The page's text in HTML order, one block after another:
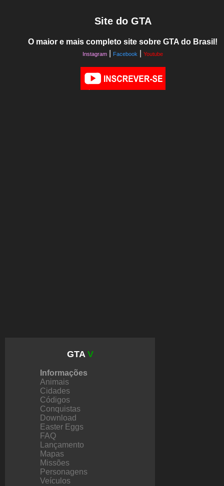
Site do GTA
O maior e mais completo site sobre GTA do Brasil!
Instagram Facebook Youtube
GTA V
Informações
Animais
Cidades
Códigos
Conquistas
Download
Easter Eggs
FAQ
Lançamento
Mapas
Missões
Personagens
Veículos